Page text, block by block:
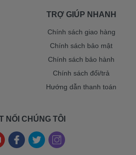
TRỢ GIÚP NHANH
Chính sách giao hàng
Chính sách bảo mật
Chính sách bảo hành
Chính sách đổi/trả
Hướng dẫn thanh toán
NỐI CHÚNG TÔI